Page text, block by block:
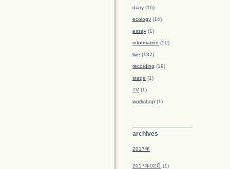
diary (16)
ecology (14)
essay (1)
information (50)
live (182)
recording (19)
stage (1)
TV (1)
workshop (1)
archives
2017年
2017年02月 (1)